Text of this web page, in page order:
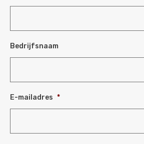
Bedrijfsnaam
E-mailadres *